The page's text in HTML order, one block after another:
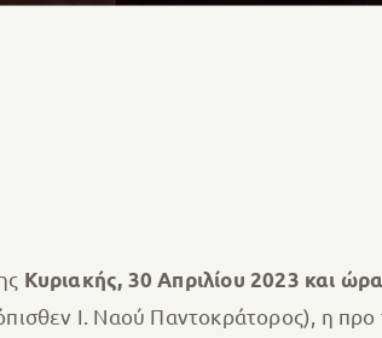
Κυριακής, 30 Απριλίου 2023 και
Ι. Ναού Παντοκράτορος), η προ